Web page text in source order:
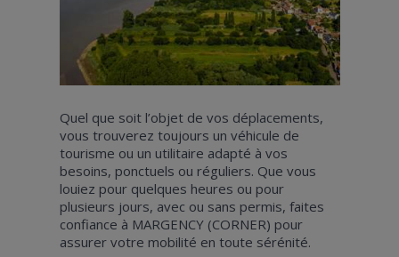
Quel que soit l’objet de vos déplacements,
vous trouverez toujours un véhicule de
tourisme ou un utilitaire adapté à vos
besoins, ponctuels ou réguliers. Que vous
louiez pour quelques heures ou pour
plusieurs jours, avec ou sans permis, faites
confiance à MARGENCY (CORNER) pour
assurer votre mobilité en toute sérénité.